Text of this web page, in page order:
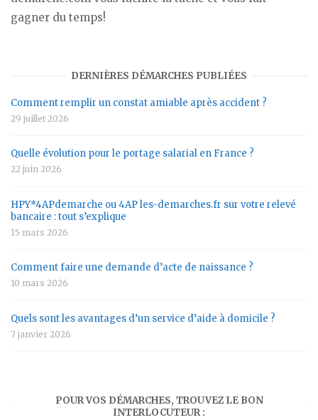
gagner du temps!
DERNIÈRES DÉMARCHES PUBLIÉES
Comment remplir un constat amiable après accident ?
29 juillet 2026
Quelle évolution pour le portage salarial en France ?
22 juin 2026
HPY*4APdemarche ou 4AP les-demarches.fr sur votre relevé
bancaire : tout s’explique
15 mars 2026
Comment faire une demande d’acte de naissance ?
10 mars 2026
Quels sont les avantages d’un service d’aide à domicile ?
7 janvier 2026
POUR VOS DÉMARCHES, TROUVEZ LE BON
INTERLOCUTEUR :